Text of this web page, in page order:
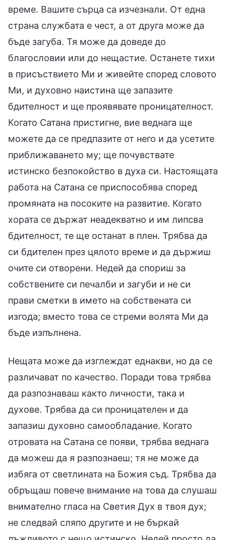
време. Вашите сърца са изчезнали. От една
страна службата е чест, а от друга може да
бъде загуба. Тя може да доведе до
благословии или до нещастие. Останете тихи
в присъствието Ми и живейте според словото
Ми, и духовно наистина ще запазите
бдителност и ще проявявате проницателност.
Когато Сатана пристигне, вие веднага ще
можете да се предпазите от него и да усетите
приближаването му; ще почувствате
истинско безпокойство в духа си. Настоящата
работа на Сатана се приспособява според
промяната на посоките на развитие. Когато
хората се държат неадекватно и им липсва
бдителност, те ще останат в плен. Трябва да
си бдителен през цялото време и да държиш
очите си отворени. Недей да спориш за
собствените си печалби и загуби и не си
прави сметки в името на собствената си
изгода; вместо това се стреми волята Ми да
бъде изпълнена.
Нещата може да изглеждат еднакви, но да се
различават по качество. Поради това трябва
да разпознаваш както личности, така и
духове. Трябва да си проницателен и да
запазиш духовно самообладание. Когато
отровата на Сатана се появи, трябва веднага
да можеш да я разпознаеш; тя не може да
избяга от светлината на Божия съд. Трябва да
обръщаш повече внимание на това да слушаш
внимателно гласа на Светия Дух в твоя дух;
не следвай сляпо другите и не бъркай